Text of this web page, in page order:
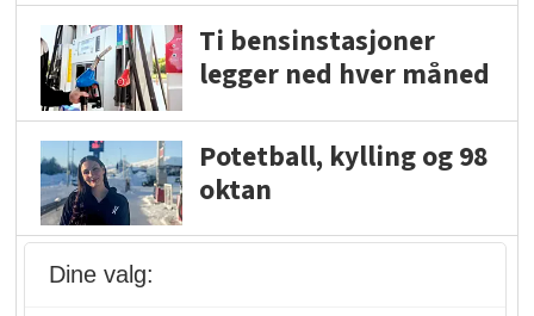
Ti bensinstasjoner
legger ned hver måned
Potetball, kylling og 98
oktan
Dine valg: